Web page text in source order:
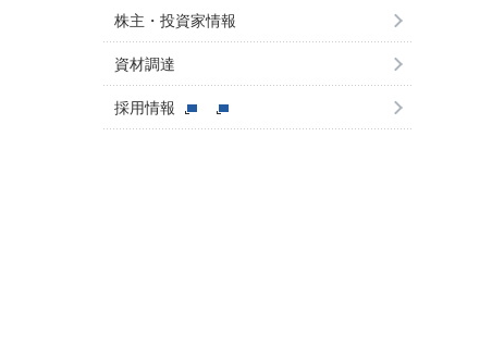
株主・投資家情報
資材調達
採用情報